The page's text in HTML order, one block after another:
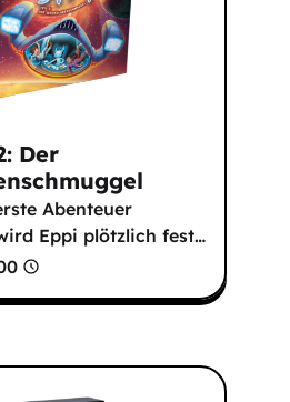
Der
Abenteuer
Eppi plötzlich fest…